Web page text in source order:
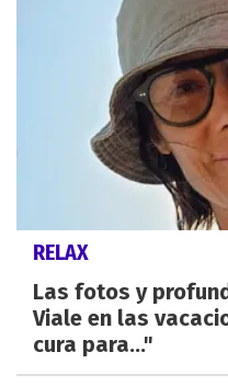
RELAX
Las fotos y
Viale en las
cura para..."